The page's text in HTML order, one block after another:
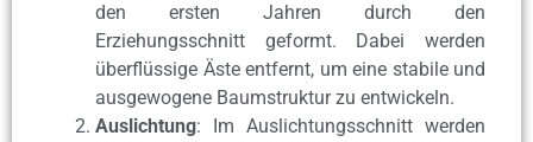
den ersten Jahren durch den
Erziehungsschnitt geformt. Dabei werden
überflüssige Äste entfernt, um eine stabile und
ausgewogene Baumstruktur zu entwickeln.
Auslichtung: Im Auslichtungsschnitt werden